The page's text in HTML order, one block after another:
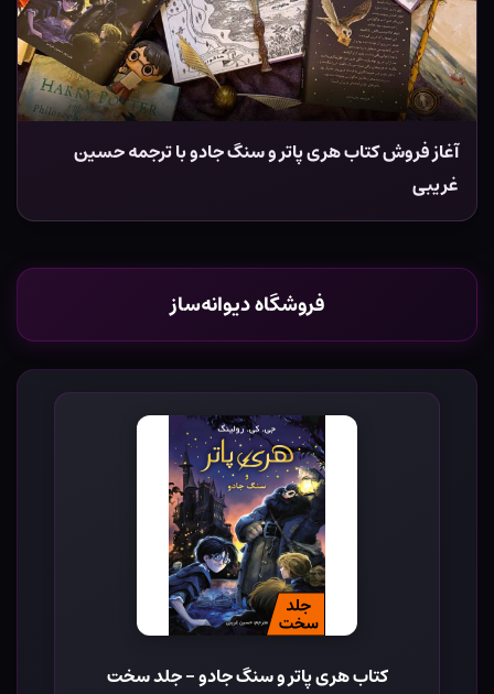
آغاز فروش کتاب هری پاتر و سنگ جادو با ترجمه حسین
غریبی
فروشگاه دیوانه‌ساز
کتاب هری پاتر و سنگ جادو - جلد سخت